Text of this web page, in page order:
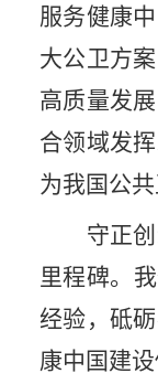
服务健康
大公卫方
高质量发
合领域发
为我国公
守正
里程碑。
经验，砥
康中国建